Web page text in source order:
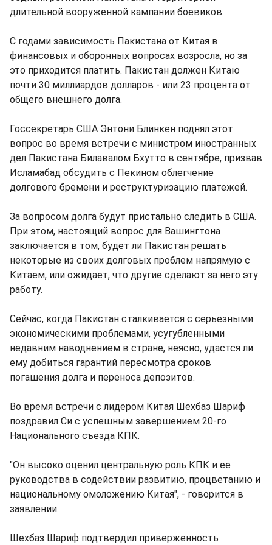
длительной вооруженной кампании боевиков.
С годами зависимость Пакистана от Китая в
финансовых и оборонных вопросах возросла, но за
это приходится платить. Пакистан должен Китаю
почти 30 миллиардов долларов - или 23 процента от
общего внешнего долга.
Госсекретарь США Энтони Блинкен поднял этот
вопрос во время встречи с министром иностранных
дел Пакистана Билавалом Бхутто в сентябре, призвав
Исламабад обсудить с Пекином облегчение
долгового бремени и реструктуризацию платежей.
За вопросом долга будут пристально следить в США.
При этом, настоящий вопрос для Вашингтона
заключается в том, будет ли Пакистан решать
некоторые из своих долговых проблем напрямую с
Китаем, или ожидает, что другие сделают за него эту
работу.
Сейчас, когда Пакистан сталкивается с серьезными
экономическими проблемами, усугубленными
недавним наводнением в стране, неясно, удастся ли
ему добиться гарантий пересмотра сроков
погашения долга и переноса депозитов.
Во время встречи с лидером Китая Шехбаз Шариф
поздравил Си с успешным завершением 20-го
Национального съезда КПК.
"Он высоко оценил центральную роль КПК и ее
руководства в содействии развитию, процветанию и
национальному омоложению Китая", - говорится в
заявлении.
Шехбаз Шариф подтвердил приверженность